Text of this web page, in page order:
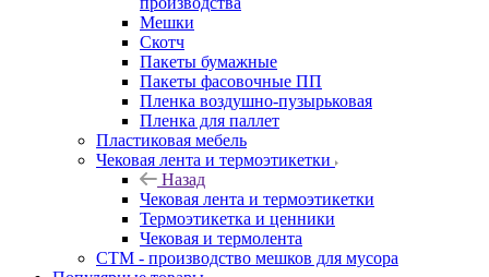
Мешки
Скотч
Пакеты бумажные
Пакеты фасовочные ПП
Пленка воздушно-пузырьковая
Пленка для паллет
Пластиковая мебель
Чековая лента и термоэтикетки
Назад
Чековая лента и термоэтикетки
Термоэтикетка и ценники
Чековая и термолента
СТМ - производство мешков для мусора